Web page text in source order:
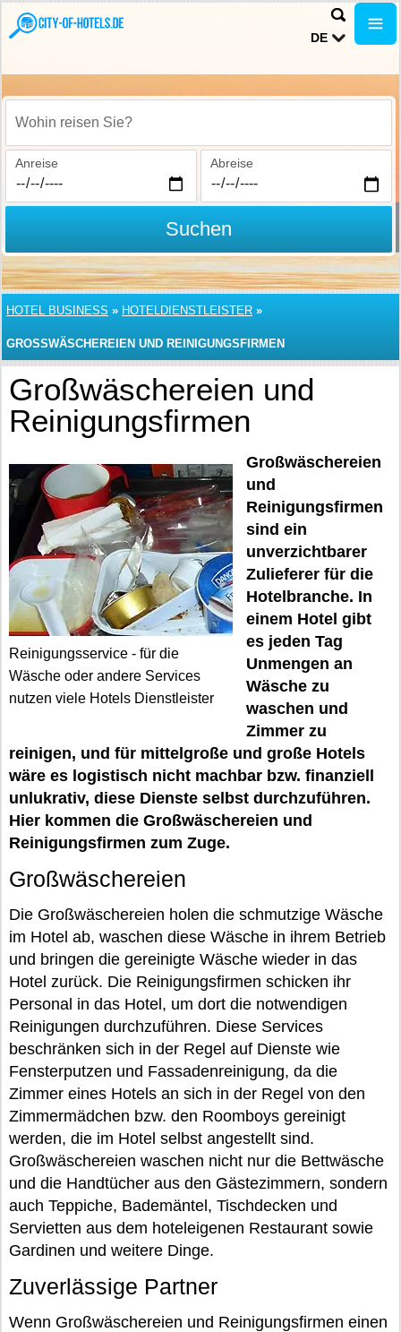
DE
Wohin reisen Sie?
Anreise Abreise
Suchen
HOTEL BUSINESS » HOTELDIENSTLEISTER »
GROSSWÄSCHEREIEN UND REINIGUNGSFIRMEN
Großwäschereien und
Reinigungsfirmen
Reinigungsservice - für die
Wäsche oder andere Services
nutzen viele Hotels Dienstleister
Großwäschereien
und
Reinigungsfirmen
sind ein
unverzichtbarer
Zulieferer für die
Hotelbranche. In
einem Hotel gibt
es jeden Tag
Unmengen an
Wäsche zu
waschen und
Zimmer zu
reinigen, und für mittelgroße und große Hotels
wäre es logistisch nicht machbar bzw. finanziell
unlukrativ, diese Dienste selbst durchzuführen.
Hier kommen die Großwäschereien und
Reinigungsfirmen zum Zuge.
Großwäschereien
Die Großwäschereien holen die schmutzige Wäsche
im Hotel ab, waschen diese Wäsche in ihrem Betrieb
und bringen die gereinigte Wäsche wieder in das
Hotel zurück. Die Reinigungsfirmen schicken ihr
Personal in das Hotel, um dort die notwendigen
Reinigungen durchzuführen. Diese Services
beschränken sich in der Regel auf Dienste wie
Fensterputzen und Fassadenreinigung, da die
Zimmer eines Hotels an sich in der Regel von den
Zimmermädchen bzw. den Roomboys gereinigt
werden, die im Hotel selbst angestellt sind.
Großwäschereien waschen nicht nur die Bettwäsche
und die Handtücher aus den Gästezimmern, sondern
auch Teppiche, Bademäntel, Tischdecken und
Servietten aus dem hoteleigenen Restaurant sowie
Gardinen und weitere Dinge.
Zuverlässige Partner
Wenn Großwäschereien und Reinigungsfirmen einen